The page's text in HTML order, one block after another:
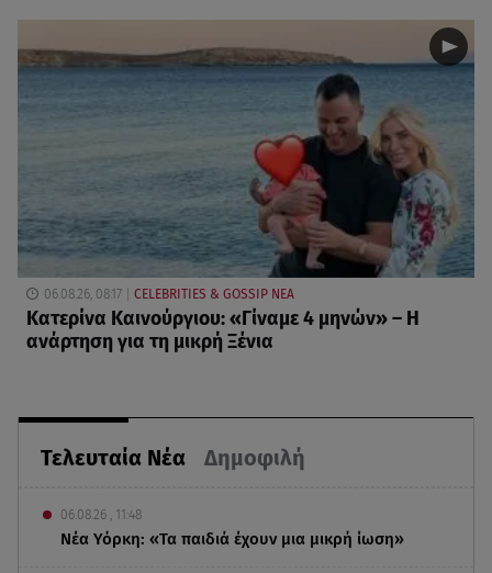
Τελευταία Νέα Δημοφιλή
06.08.26 , 11:48
Νέα Υόρκη: «Τα παιδιά έχουν μια μικρή ίωση»
06.08.26, 08:17 CELEBRITIES & GOSSIP ΝΕΑ
Κατερίνα Καινούργιου: «Γίναμε 4 μηνών» – Η
ανάρτηση για τη μικρή Ξένια